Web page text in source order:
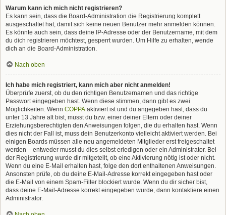
Warum kann ich mich nicht registrieren?
Es kann sein, dass die Board-Administration die Registrierung komplett
ausgeschaltet hat, damit sich keine neuen Benutzer mehr anmelden können.
Es könnte auch sein, dass deine IP-Adresse oder der Benutzername, mit dem
du dich registrieren möchtest, gesperrt wurden. Um Hilfe zu erhalten, wende
dich an die Board-Administration.
Nach oben
Ich habe mich registriert, kann mich aber nicht anmelden!
Überprüfe zuerst, ob du den richtigen Benutzernamen und das richtige
Passwort eingegeben hast. Wenn diese stimmen, dann gibt es zwei
Möglichkeiten. Wenn COPPA aktiviert ist und du angegeben hast, dass du
unter 13 Jahre alt bist, musst du bzw. einer deiner Eltern oder deiner
Erziehungsberechtigten den Anweisungen folgen, die du erhalten hast. Wenn
dies nicht der Fall ist, muss dein Benutzerkonto vielleicht aktiviert werden. Bei
einigen Boards müssen alle neu angemeldeten Mitglieder erst freigeschaltet
werden – entweder musst du dies selbst erledigen oder ein Administrator. Bei
der Registrierung wurde dir mitgeteilt, ob eine Aktivierung nötig ist oder nicht.
Wenn du eine E-Mail erhalten hast, folge den dort enthaltenen Anweisungen.
Ansonsten prüfe, ob du deine E-Mail-Adresse korrekt eingegeben hast oder
die E-Mail von einem Spam-Filter blockiert wurde. Wenn du dir sicher bist,
dass deine E-Mail-Adresse korrekt eingegeben wurde, dann kontaktiere einen
Administrator.